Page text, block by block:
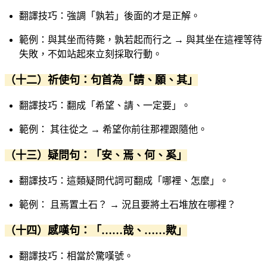
翻譯技巧：強調「孰若」後面的才是正解。
範例：與其坐而待斃，孰若起而行之 → 與其坐在這裡等待
失敗，不如站起來立刻採取行動。
（十二）祈使句：句首為「請、願、其」
翻譯技巧：翻成「希望、請、一定要」。
範例： 其往從之 → 希望你前往那裡跟隨他。
（十三）疑問句：「安、焉、何、奚」
翻譯技巧：這類疑問代詞可翻成「哪裡、怎麼」。
範例： 且焉置土石？ → 況且要將土石堆放在哪裡？
（十四）感嘆句：「……哉、……歟」
翻譯技巧：相當於驚嘆號。